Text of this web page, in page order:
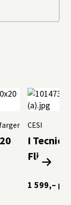
I Tecnici
Flis
CESI
1 599,–